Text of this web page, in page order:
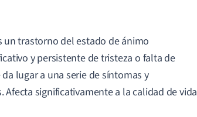
un trastorno del estado de ánimo
y persistente de tristeza o falta de
lugar a una serie de síntomas y
significativamente a la calidad de vida